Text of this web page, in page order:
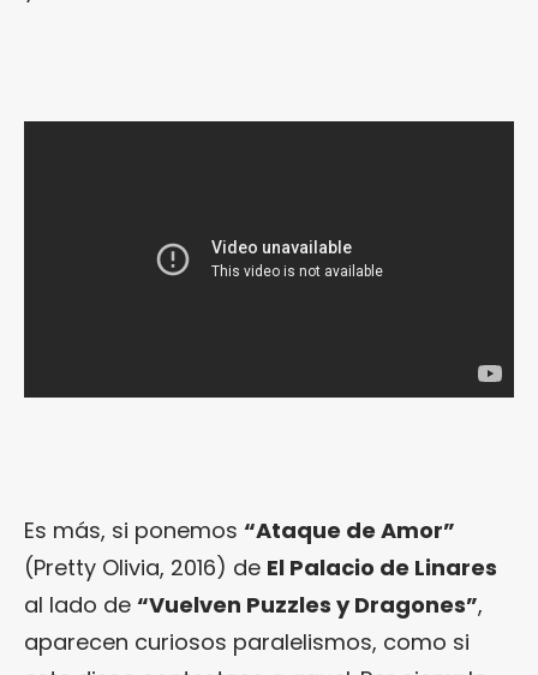
Es más, si ponemos “Ataque de Amor”
(Pretty Olivia, 2016) de El Palacio de Linares
al lado de “Vuelven Puzzles y Dragones”,
aparecen curiosos paralelismos, como si